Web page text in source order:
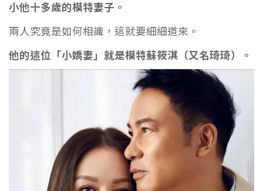
小他十多歲的模特妻子。
兩人究竟是如何相識，這就要細細道來。
他的這位「小嬌妻」就是模特蘇筱淇（又名琦琦）。